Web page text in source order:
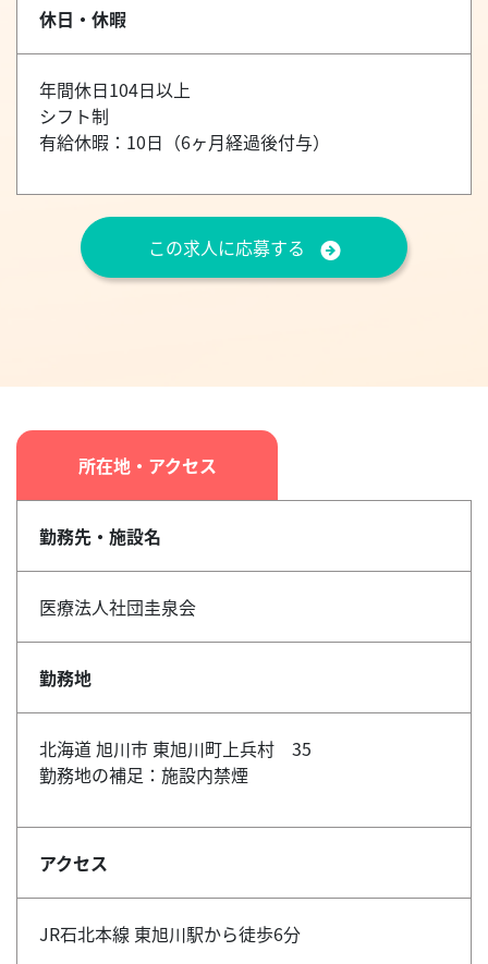
休日・休暇
年間休日104日以上
シフト制
有給休暇：10日（6ヶ月経過後付与）
この求人に応募する
所在地・アクセス
勤務先・施設名
医療法人社団圭泉会
勤務地
北海道 旭川市 東旭川町上兵村 35
勤務地の補足：施設内禁煙
アクセス
JR石北本線 東旭川駅から徒歩6分